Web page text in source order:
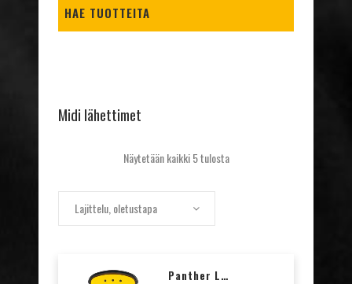
HAE TUOTTEITA
Midi lähettimet
Näytetään kaikki 5 tulosta
Lajittelu, oletustapa
Panther Lähetin, 3 Painiketta